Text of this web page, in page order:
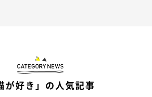
が好き」の人気記事